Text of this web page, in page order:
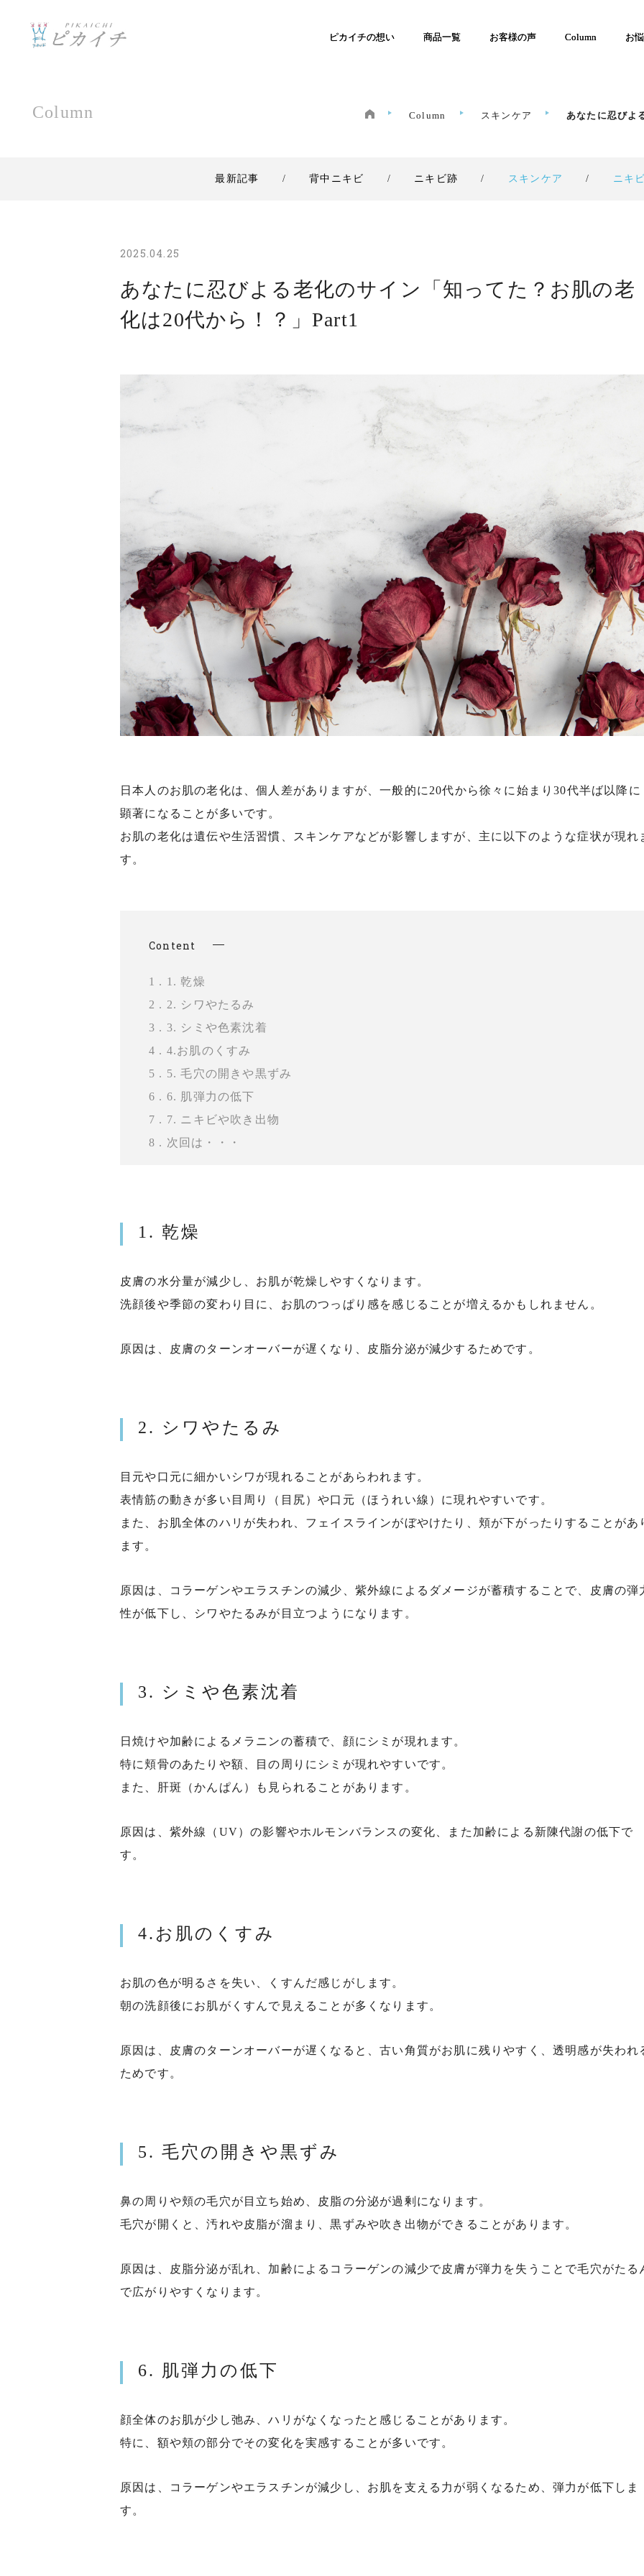
ピカイチの想い 商品一覧 お客様の声 Column お
Column スキンケア あなたに忍びよ
Column
最新記事 背中ニキビ ニキビ跡 スキンケア ニキ
2025.04.25
あなたに忍びよる老化のサイン「知ってた？お肌の老
化は20代から！？」Part1
日本人のお肌の老化は、個人差がありますが、一般的に 20代から徐々に始まり30代半ば以降に
顕著になることが多いです。
お肌の老化は遺伝や生活習慣、スキンケアなどが影響しますが、主に以下のような症状が現れ
す。
Content
1 . 1. 乾燥
2 . 2. シワやたるみ
3 . 3. シミや色素沈着
4 . 4.お肌のくすみ
5 . 5. 毛穴の開きや黒ずみ
6 . 6. 肌弾力の低下
7 . 7. ニキビや吹き出物
8 . 次回は・・・
1. 乾燥
皮膚の水分量が減少し、お肌が乾燥しやすくなります。
洗顔後や季節の変わり目に、お肌のつっぱり感を感じることが増えるかもしれません。
原因は、皮膚のターンオーバーが遅くなり、皮脂分泌が減少するためです。
2. シワやたるみ
目元や口元に細かいシワが現れることがあらわれます。
表情筋の動きが多い目周り（目尻）や口元（ほうれい線）に現れやすいです。
また、お肌全体のハリが失われ、フェイスラインがぼやけたり、頬が下がったりすることがあ
ます。
原因は、コラーゲンやエラスチンの減少、紫外線によるダメージが蓄積することで、皮膚の弾
性が低下し、シワやたるみが目立つようになります。
3. シミや色素沈着
日焼けや加齢によるメラニンの蓄積で、顔にシミが現れます。
特に頬骨のあたりや額、目の周りにシミが現れやすいです。
また、肝斑（かんぱん）も見られることがあります。
原因は、紫外線（ UV）の影響やホルモンバランスの変化、また加齢による新陳代謝の低下で
す。
4.お肌のくすみ
お肌の色が明るさを失い、くすんだ感じがします。
朝の洗顔後にお肌がくすんで見えることが多くなります。
原因は、皮膚のターンオーバーが遅くなると、古い角質がお肌に残りやすく、透明感が失われ
ためです。
5. 毛穴の開きや黒ずみ
鼻の周りや頬の毛穴が目立ち始め、皮脂の分泌が過剰になります。
毛穴が開くと、汚れや皮脂が溜まり、黒ずみや吹き出物ができることがあります。
原因は、皮脂分泌が乱れ、加齢によるコラーゲンの減少で皮膚が弾力を失うことで毛穴がたる
で広がりやすくなります。
6. 肌弾力の低下
顔全体のお肌が少し弛み、ハリがなくなったと感じることがあります。
特に、額や頬の部分でその変化を実感することが多いです。
原因は、コラーゲンやエラスチンが減少し、お肌を支える力が弱くなるため、弾力が低下しま
す。